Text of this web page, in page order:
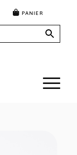
PANIER